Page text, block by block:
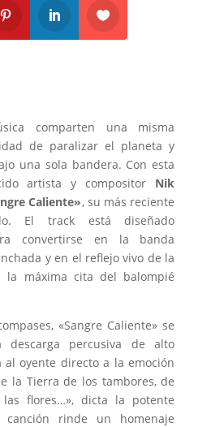
comparten una misma
de paralizar el planeta y
una sola bandera. Con esta
artista y compositor Nik
Caliente», su más reciente
El track está diseñado
convertirse en la banda
y en el reflejo vivo de la
la máxima cita del balompié
«Sangre Caliente» se
descarga percusiva de alto
oyente directo a la emoción
la Tierra de los tambores, de
flores…», dicta la potente
rinde un homenaje